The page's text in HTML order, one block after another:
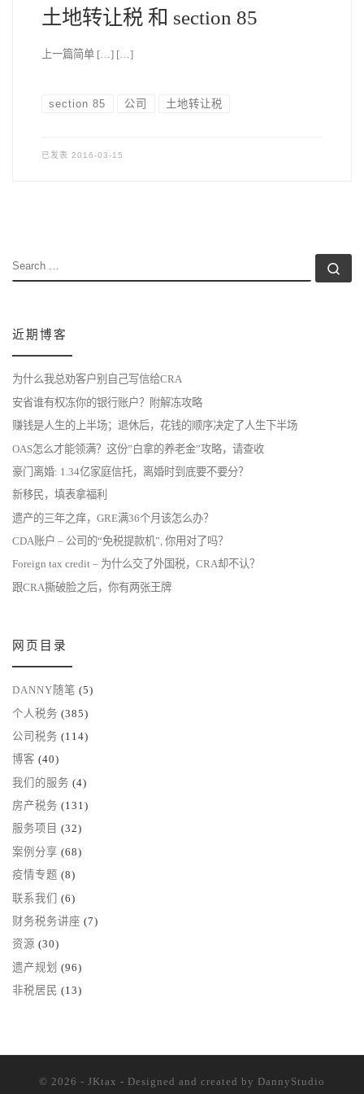
土地转让税 和 section 85
上一篇简单 […] […]
section 85 公司 土地转让税
已发表 2016-03-15
SEARCH
近期博客
为什么我总劝客户别自己写信给CRA
安省谁有权冻你的银行账户？附解冻攻略
赚钱是人生的上半场；退休后，花钱的顺序决定了人生下半场
OAS怎么才能领满？这份”白拿的养老金”攻略，请查收
豪门离婚: 1.34亿家庭信托，离婚时到底要不要分？
新移民，填表拿福利
遗产的三年之痒，GRE满36个月该怎么办？
CDA账户 – 公司的“免税提款机”, 你用对了吗？
Foreign tax credit – 为什么交了外国税，CRA却不认？
跟CRA撕破脸之后，你有两张王牌
网页目录
DANNY随笔 (5)
个人税务 (385)
公司税务 (114)
博客 (40)
我们的服务 (4)
房产税务 (131)
服务项目 (32)
案例分享 (68)
疫情专题 (8)
联系我们 (6)
财务税务讲座 (7)
资源 (30)
遗产规划 (96)
非税居民 (13)
© 2026 - JKtax - Designed and created by DannyStudio